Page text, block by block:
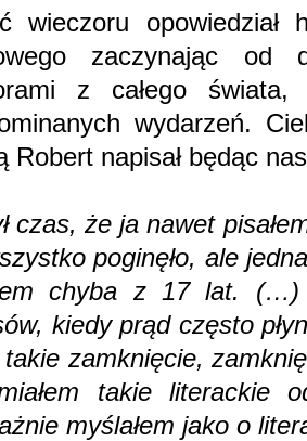
wieczoru
zaczynając od
z całego świata,
wydarzeń.
Robert napisał będąc
czas, że ja nawet
poginęło, ale
chyba z 17 lat. (…)
kiedy prąd często
takie zamknięcie,
takie literackie
myślałem jako o